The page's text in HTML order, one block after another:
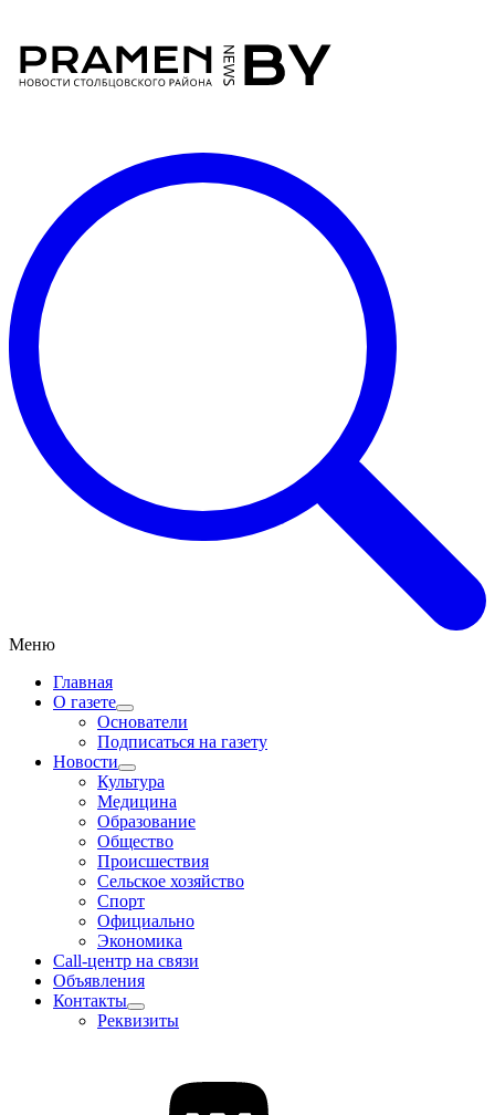
Меню
Главная
О газете
Основатели
Подписаться на газету
Новости
Культура
Медицина
Образование
Общество
Происшествия
Сельское хозяйство
Спорт
Официально
Экономика
Call-центр на связи
Объявления
Контакты
Реквизиты